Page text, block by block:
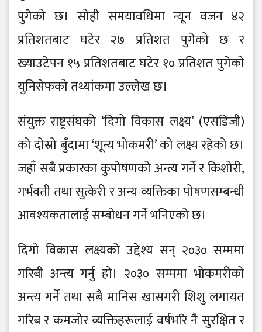
पुगेको छ। सोही समयावधिमा न्यून वजन ४२
प्रतिशतबाट घटेर २७ प्रतिशत पुगेको छ र
ख्याउटेपन १५ प्रतिशतबाट घटेर १० प्रतिशत पुगेको
युनिसेफको तथ्यांकमा उल्लेख छ।
संयुक्त राष्ट्रसंघको ‘दिगो विकास लक्ष्य’ (एसडिजी)
को दोस्रो बुँदामा ‘शून्य भोकमरी’ को लक्ष्य रहेको छ।
जहाँ सबै प्रकारका कुपोषणको अन्त्य गर्ने र किशोरी,
गर्भवती तथा सुत्केरी र अन्य व्यक्तिका पोषणसम्बन्धी
आवश्यकतालाई सम्बोधन गर्ने भनिएको छ।
दिगो विकास लक्ष्यको उद्देश्य सन् २०३० सम्ममा
गरिबी अन्त्य गर्नु हो। २०३० सम्ममा भोकमरीको
अन्त्य गर्ने तथा सबै मानिस खासगरी शिशु लगायत
गरिब र कमजोर व्यक्तिहरूलाई वर्षभरि नै सुरक्षित र